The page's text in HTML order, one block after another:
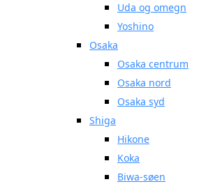
Uda og omegn
Yoshino
Osaka
Osaka centrum
Osaka nord
Osaka syd
Shiga
Hikone
Koka
Biwa-søen